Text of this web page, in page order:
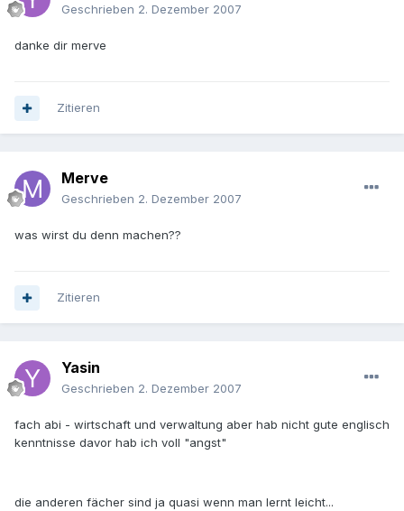
Geschrieben 2. Dezember 2007
danke dir merve
Zitieren
Merve
Geschrieben 2. Dezember 2007
was wirst du denn machen??
Zitieren
Yasin
Geschrieben 2. Dezember 2007
fach abi - wirtschaft und verwaltung aber hab nicht gute englisch
kenntnisse davor hab ich voll "angst"
die anderen fächer sind ja quasi wenn man lernt leicht...